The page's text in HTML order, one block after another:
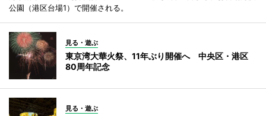
公園（港区台場1）で開催される。
見る・遊ぶ
東京湾大華火祭、11年ぶり開催へ 中央区・港区
80周年記念
見る・遊ぶ